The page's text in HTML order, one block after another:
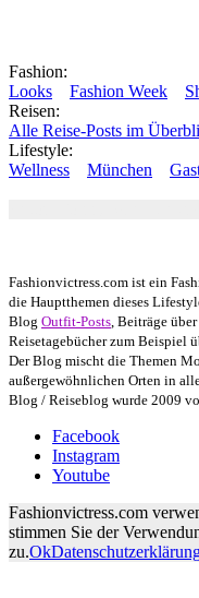
Fashion:
Looks
Fashion Week
Reisen:
Alle Reise-Posts im
Lifestyle:
Wellness
München
Fashionvictress.com ist ein
die Hauptthemen dieses
Blog Outfit-Posts, Beiträge über
Reisetagebücher zum Beispiel
Der Blog mischt die Themen
außergewöhnlichen Orten in
Blog / Reiseblog wurde 2009
Facebook
Instagram
Youtube
Fashionvictress.com
stimmen Sie der
zu.Ok